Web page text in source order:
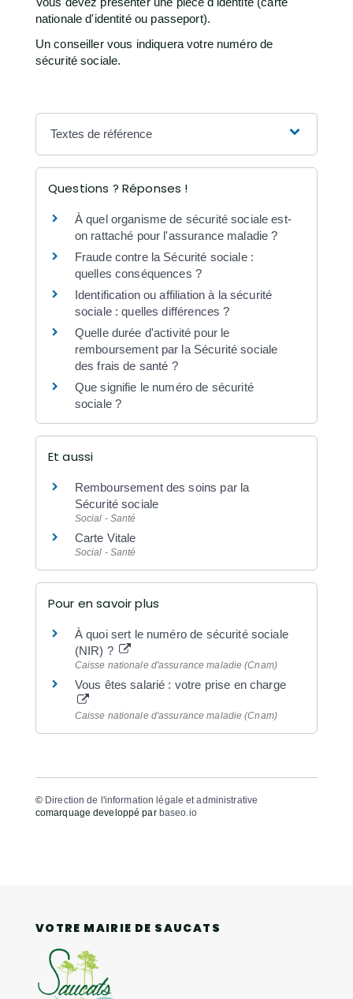
nationale d'identité ou passeport).
Un conseiller vous indiquera votre numéro de
sécurité sociale.
Textes de référence
Questions ? Réponses !
À quel organisme de sécurité sociale est-
on rattaché pour l'assurance maladie ?
Fraude contre la Sécurité sociale :
quelles conséquences ?
Identification ou affiliation à la sécurité
sociale : quelles différences ?
Quelle durée d'activité pour le
remboursement par la Sécurité sociale
des frais de santé ?
Que signifie le numéro de sécurité
sociale ?
Et aussi
Remboursement des soins par la
Sécurité sociale
Social - Santé
Carte Vitale
Social - Santé
Pour en savoir plus
À quoi sert le numéro de sécurité sociale
(NIR) ?
Caisse nationale d'assurance maladie (Cnam)
Vous êtes salarié : votre prise en charge
Caisse nationale d'assurance maladie (Cnam)
© Direction de l'information légale et administrative
comarquage developpé par baseo.io
VOTRE MAIRIE DE SAUCATS